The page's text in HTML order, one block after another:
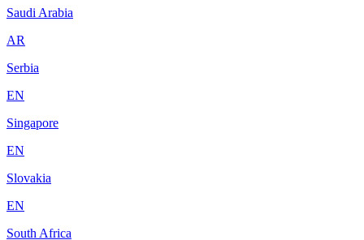
Saudi Arabia
AR
Serbia
EN
Singapore
EN
Slovakia
EN
South Africa